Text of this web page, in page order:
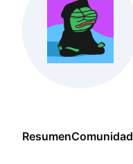
ResumenComunidad